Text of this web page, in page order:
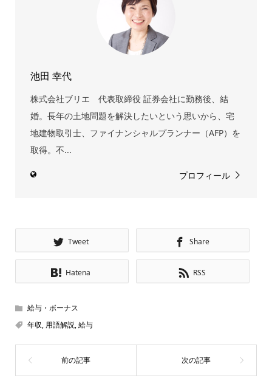
池田 幸代
株式会社ブリエ 代表取締役 証券会社に勤務後、結
婚。長年の土地問題を解決したいという思いから、宅
地建物取引士、ファイナンシャルプランナー（AFP）を
取得。不...
プロフィール
Tweet Share
Hatena RSS
給与・ボーナス
年収, 用語解説,給与